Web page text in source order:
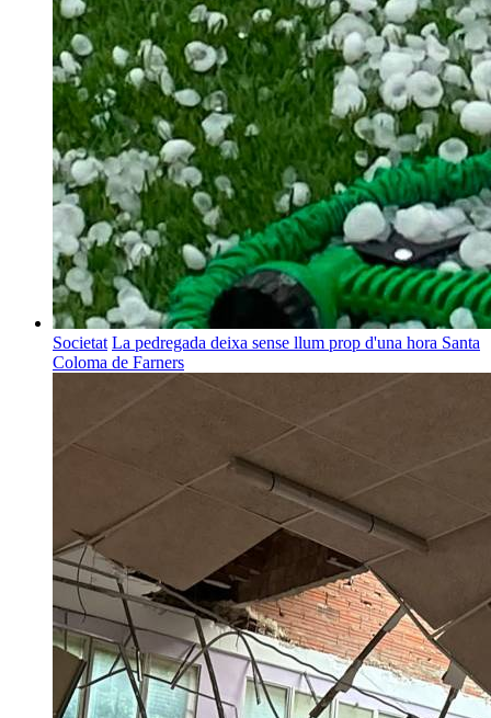
Societat La pedregada deixa sense llum prop d'una hora Santa
Coloma de Farners